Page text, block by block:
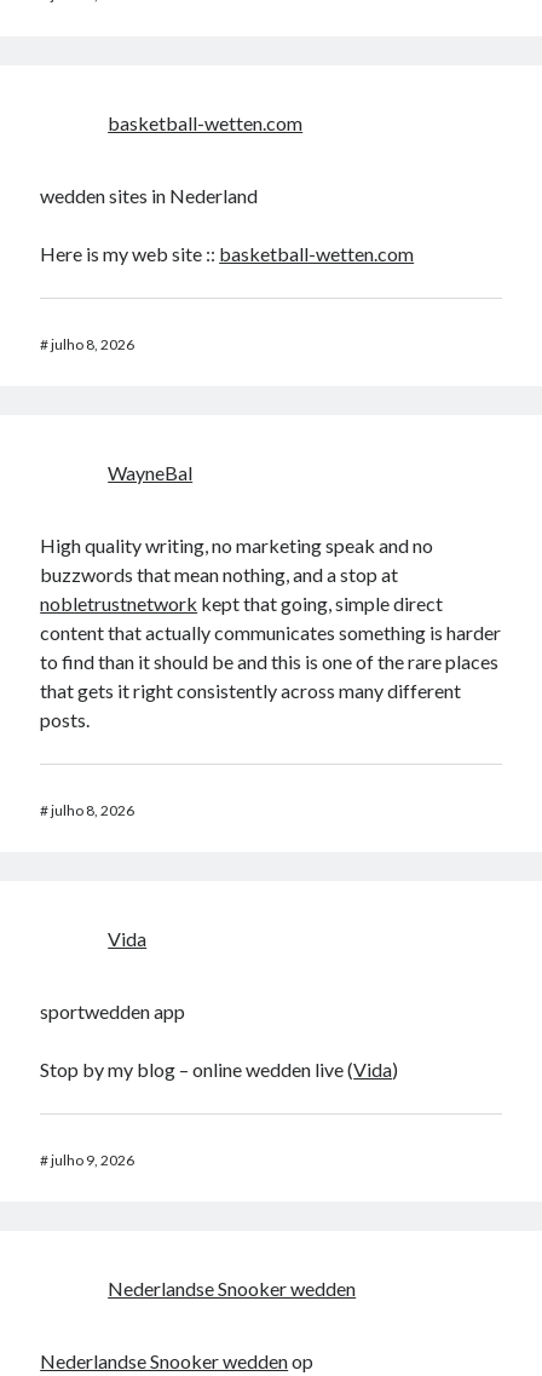
basketball-wetten.com
wedden sites in Nederland
Here is my web site :: basketball-wetten.com
#julho 8, 2026
WayneBal
High quality writing, no marketing speak and no
buzzwords that mean nothing, and a stop at
nobletrustnetwork kept that going, simple direct
content that actually communicates something is harder
to find than it should be and this is one of the rare places
that gets it right consistently across many different
posts.
#julho 8, 2026
Vida
sportwedden app
Stop by my blog – online wedden live (Vida)
#julho 9, 2026
Nederlandse Snooker wedden
Nederlandse Snooker weddenop